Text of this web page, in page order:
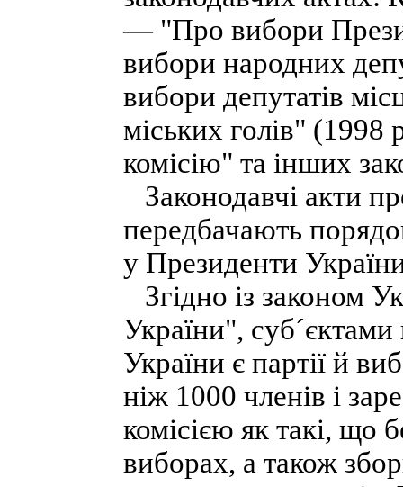
— "Про вибори
вибори народних
вибори депутатів
міських голів"
комісію" та інших
Законодавчі акти
передбачають
у Президенти
Згідно із законом
України",
України є партії й
ніж 1000 членів і
комісією як такі, що
виборах, а також